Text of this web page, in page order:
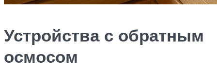
Устройства с обратным
осмосом